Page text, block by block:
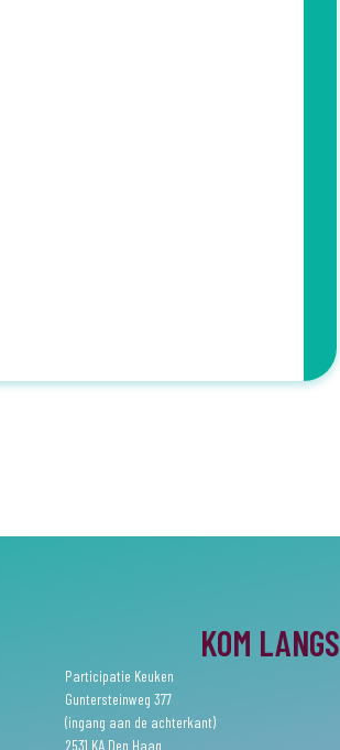
KOM LANGS
Participatie Keuken
Guntersteinweg 377
(ingang aan de achterkant)
2531 KA Den Haag